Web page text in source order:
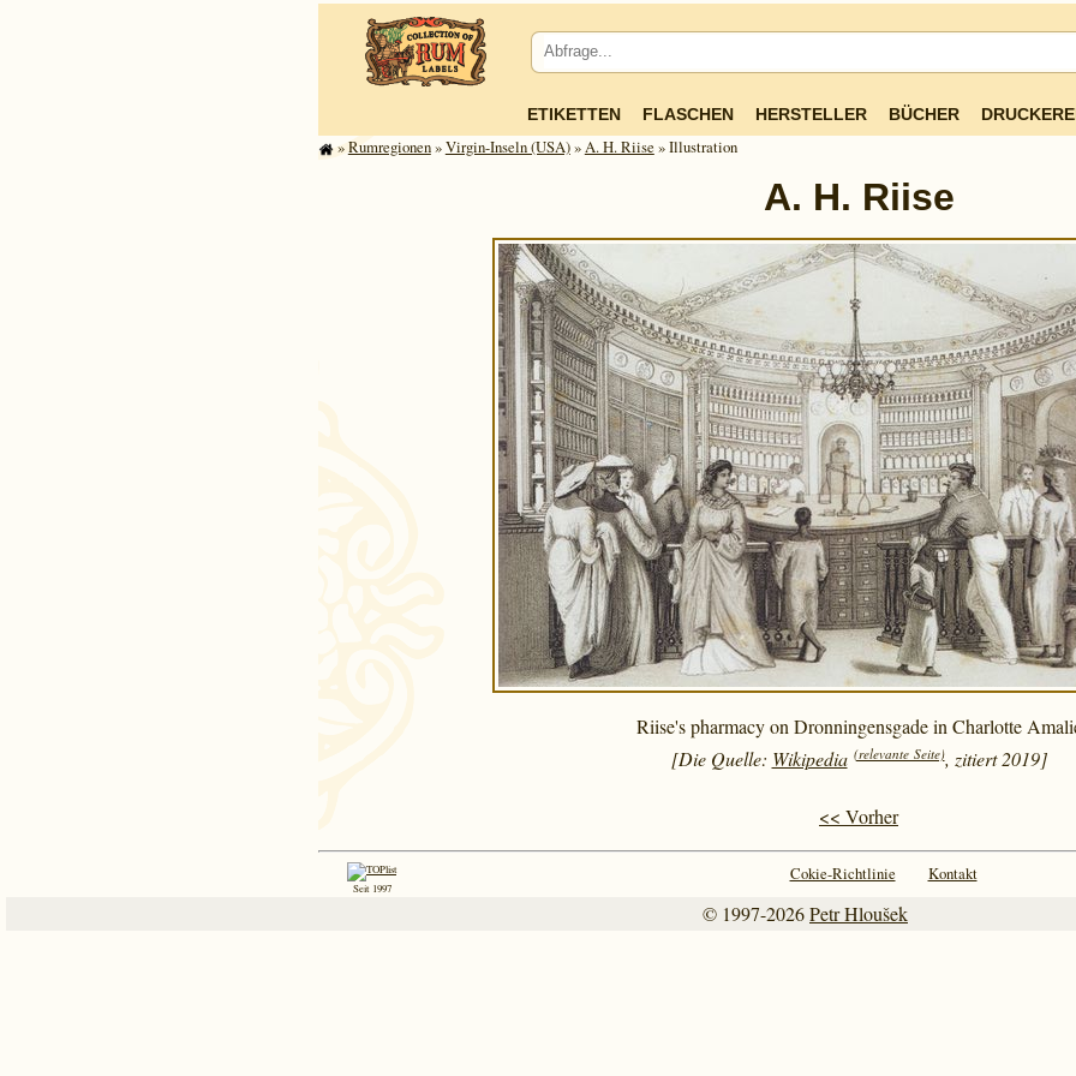
ETIKETTEN FLASCHEN HERSTELLER BÜCHER
»Rum­re­gi­o­nen»Virgin-Inseln (USA)»A. H. Riise » Illustration
A. H. Riise
Riise's pharmacy on Dronningensgade in Charlotte
[Die Quelle: Wikipedia (relevante Seite), zitiert 2019]
<< Vorher
Seit 1997
Cokie-Richtlinie Kontakt
© 1997-2026Petr Hloušek